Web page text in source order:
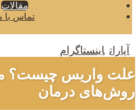
مقالات
تماس با
آپارات اینستاگرام
علت واریس چیست؟
روش‌های درمان